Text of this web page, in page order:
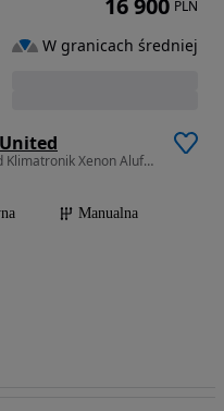
1390 cm3 • 140 KM • 1.4i 140KM United Klimatronik Xenon Alufelga Parktronic Serwis
Manualna
PLN
W granicach średniej